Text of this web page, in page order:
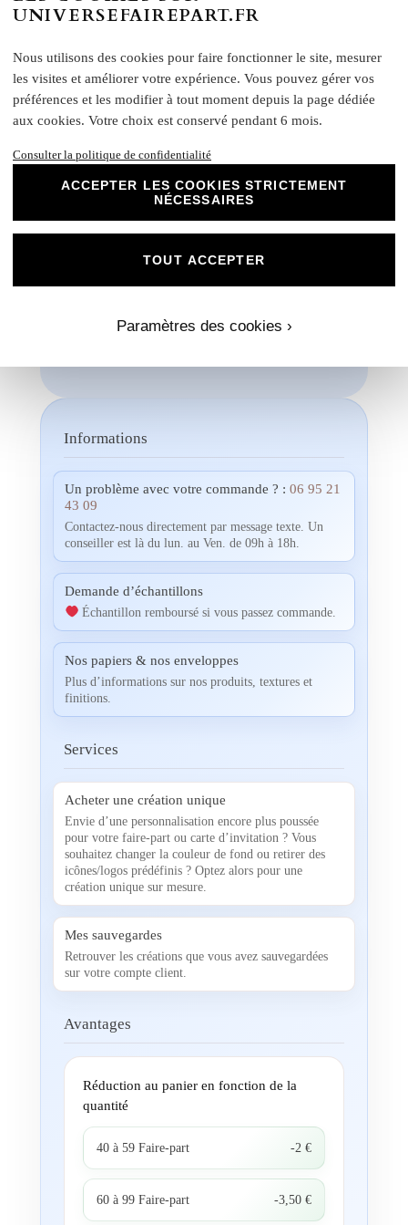
créativité et personnalisez nos papiers Mat
Supérieur pour créer des souvenirs uniques
Chez Universe Faire-part, nous mettons
tout en œuvre pour vous offrir des produits
d'exception qui répondent à vos attentes les
plus exigeantes. Faites confiance à notre
expertise et à notre passion pour vous
accompagner dans la réalisation de vos
projets évènementiels.
Une fois votre commande passée, si vous souhaitez
couleurs, un créateur vous contactera. Ensemble, vous
apporte. Nous n'imprimerons rien sans votre validation
Informations
Un problème avec votre commande ? : 06 95 21
43 09
Contactez-nous directement par message texte. Un
conseiller est là du lun. au Ven. de 09h à 18h.
Demande d’échantillons
Échantillon remboursé si vous passez commande.
Nos papiers & nos enveloppes
Plus d’informations sur nos produits, textures et
finitions.
Services
Acheter une création unique
Envie d’une personnalisation encore plus poussée
pour votre faire-part ou carte d’invitation ? Vous
souhaitez changer la couleur de fond ou retirer des
icônes/logos prédéfinis ? Optez alors pour une
création unique sur mesure.
Mes sauvegardes
Retrouver les créations que vous avez sauvegardées
sur votre compte client.
Avantages
Réduction au panier en fonction de la
quantité
40 à 59 Faire-part -2 €
60 à 99 Faire-part -3,50 €
UNIVERSEFAIREPART.FR
Nous utilisons des cookies pour faire fonctionner le site, mesurer
les visites et améliorer votre expérience. Vous pouvez gérer vos
préférences et les modifier à tout moment depuis la page dédiée
aux cookies. Votre choix est conservé pendant 6 mois.
Consulter la politique de confidentialité
ACCEPTER LES COOKIES STRICTEMENT
NÉCESSAIRES
Paramètres des cookies ›
TOUT ACCEPTER